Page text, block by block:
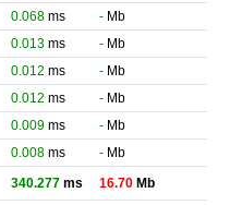
0.068ms -Mb
0.013ms -Mb
0.012 ms -Mb
0.012 ms -Mb
0.009ms -Mb
0.008ms -Mb
340.277ms 16.70Mb